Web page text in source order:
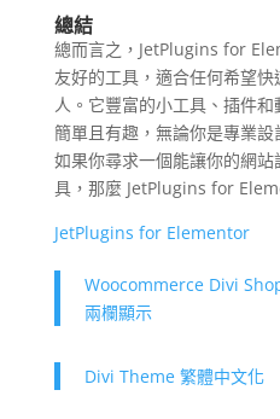
總結
總而言之，JetPlugins for
友好的工具，適合任何希望
人。它豐富的小工具、插件
簡單且有趣，無論你是專業設
如果你尋求一個能讓你的網
具，那麼 JetPlugins for
JetPlugins for Elementor
Woocommerce Divi
兩欄顯示
Divi Theme 繁體中文化